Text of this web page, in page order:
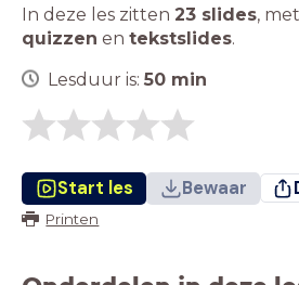
In deze les zitten 23 slides, met
quizzen en tekstslides.
Lesduur is: 50 min
Start les Bewaar
Printen